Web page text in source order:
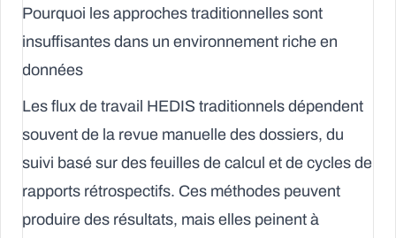
Pourquoi les approches traditionnelles sont
insuffisantes dans un environnement riche en
données
Les flux de travail HEDIS traditionnels dépendent
souvent de la revue manuelle des dossiers, du
suivi basé sur des feuilles de calcul et de cycles de
rapports rétrospectifs. Ces méthodes peuvent
produire des résultats, mais elles peinent à